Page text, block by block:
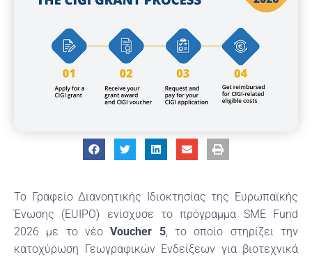
Το Γραφείο Διανοητικής Ιδιοκτησίας της Ευρωπαϊκής
Ένωσης (EUIPO) ενίσχυσε το πρόγραμμα SME Fund
2026 με το νέοVoucher 5, το οποίο στηρίζει την
κατοχύρωση Γεωγραφικών Ενδείξεων για βιοτεχνικά